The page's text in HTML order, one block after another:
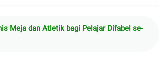
Meja dan Atletik bagi Pelajar Difabel se-